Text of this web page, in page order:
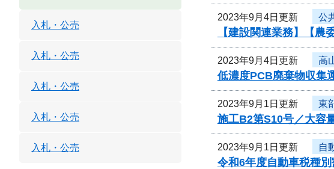
2023年9月4日更新 公
【建設関連業務】【
2023年9月4日更新 高
低濃度PCB廃棄物収集
2023年9月1日更新 東
施工B2第S10号／大容
2023年9月1日更新 自
令和6年度自動車税種
入札・公売
入札・公売
入札・公売
入札・公売
入札・公売